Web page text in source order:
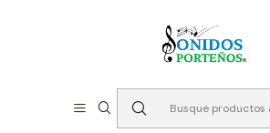
Instrumentos de Percusión
punta madera